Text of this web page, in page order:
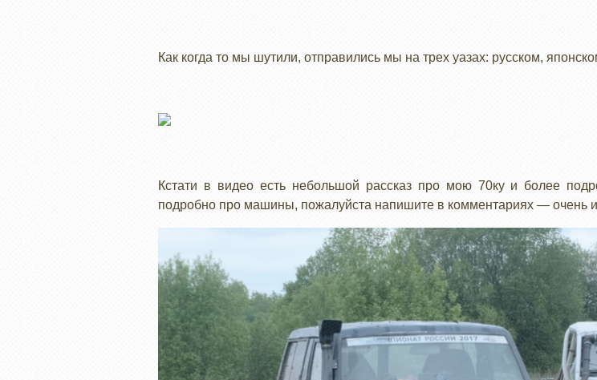
Как когда то мы шутили, отправились мы на трех уазах: русском,
Кстати в видео есть небольшой рассказ про мою 70ку и более
подробно про машины, пожалуйста напишите в комментариях — очень